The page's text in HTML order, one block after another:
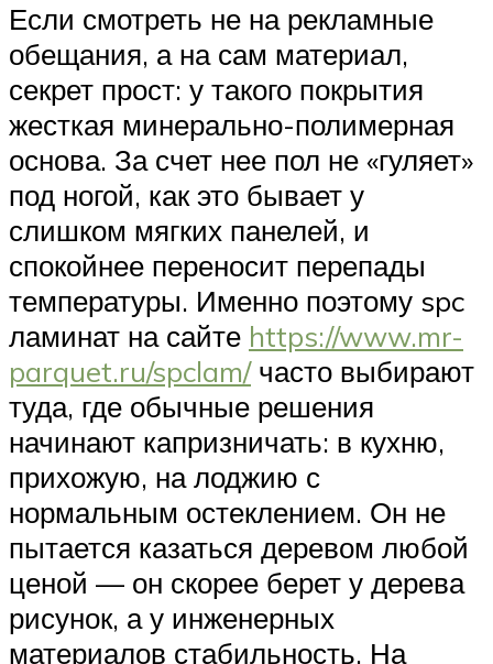
Если смотреть не на рекламные
обещания, а на сам материал,
секрет прост: у такого покрытия
жесткая минерально-полимерная
основа. За счет нее пол не «гуляет»
под ногой, как это бывает у
слишком мягких панелей, и
спокойнее переносит перепады
температуры. Именно поэтому spc
ламинат на сайте https://www.mr-
parquet.ru/spclam/часто выбирают
туда, где обычные решения
начинают капризничать: в кухню,
прихожую, на лоджию с
нормальным остеклением. Он не
пытается казаться деревом любой
ценой — он скорее берет у дерева
рисунок, а у инженерных
материалов стабильность. На